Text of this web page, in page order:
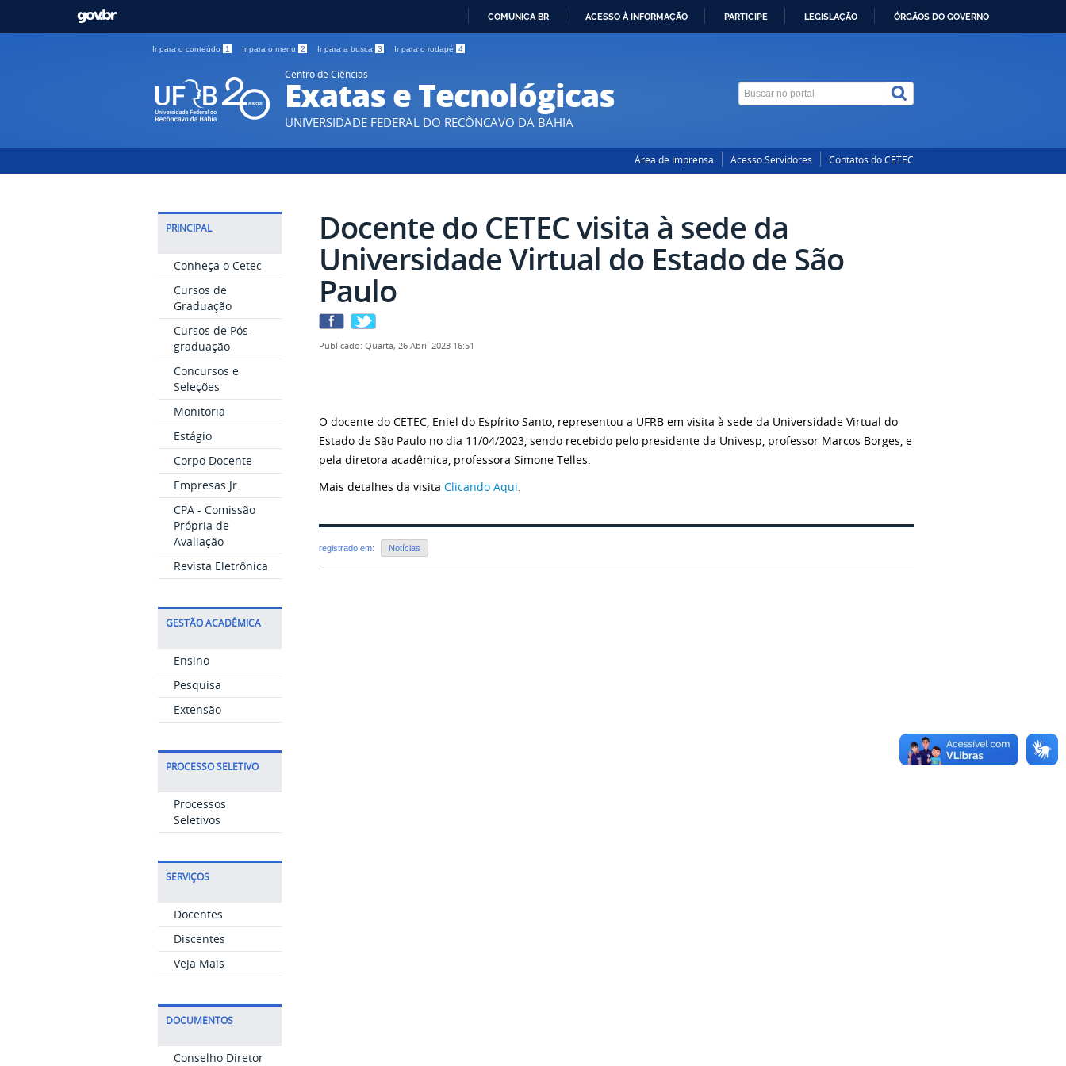
CONTEÚDO
COMUNICA BR ACESSO À INFORMAÇÃO PARTICIPE LEGISLAÇÃO ÓRGÃOS DO GOVERNO
Ir para o conteúdo 1 Ir para o menu 2 Ir para a busca 3 Ir para o rodapé 4
Centro de Ciências
Exatas e Tecnológicas
UNIVERSIDADE FEDERAL DO RECÔNCAVO DA BAHIA
Área de Imprensa Acesso Servidores Contatos do CETEC
PRINCIPAL
Conheça o Cetec
Cursos de
Graduação
Cursos de Pós-
graduação
Concursos e
Seleções
Monitoria
Estágio
Corpo Docente
Empresas Jr.
CPA - Comissão
Própria de
Avaliação
Revista Eletrônica
GESTÃO ACADÊMICA
Ensino
Pesquisa
Extensão
PROCESSO SELETIVO
Processos
Seletivos
SERVIÇOS
Docentes
Discentes
Veja Mais
DOCUMENTOS
Conselho Diretor
Docente do CETEC visita à sede da
Universidade Virtual do Estado de São
Paulo
Publicado: Quarta, 26 Abril 2023 16:51
O docente do CETEC, Eniel do Espírito Santo, representou a UFRB em visita à sede da Universidade Virtual do
Estado de São Paulo no dia 11/04/2023, sendo recebido pelo presidente da Univesp, professor Marcos Borges, e
pela diretora acadêmica, professora Simone Telles.
Mais detalhes da visita Clicando Aqui
registrado em: Notícias